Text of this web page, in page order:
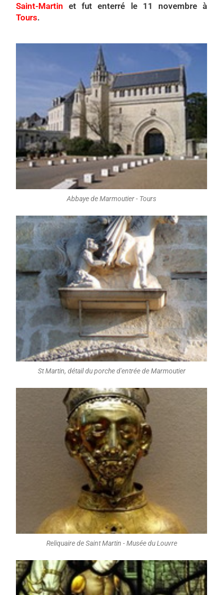
Saint-Martin et fut enterré le 11 novembre à
Tours.
Abbaye de Marmoutier - Tours
St Martin, détail du porche d'entrée de Marmoutier
Reliquaire de Saint Martin - Musée du Louvre